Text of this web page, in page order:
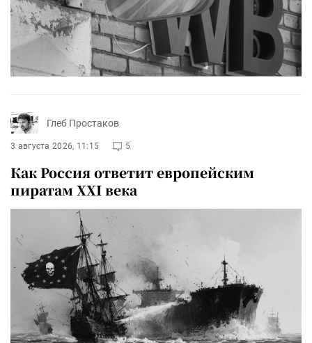
Глеб Простаков
3 августа 2026, 11:15 5
Как Россия ответит европейским
пиратам XXI века